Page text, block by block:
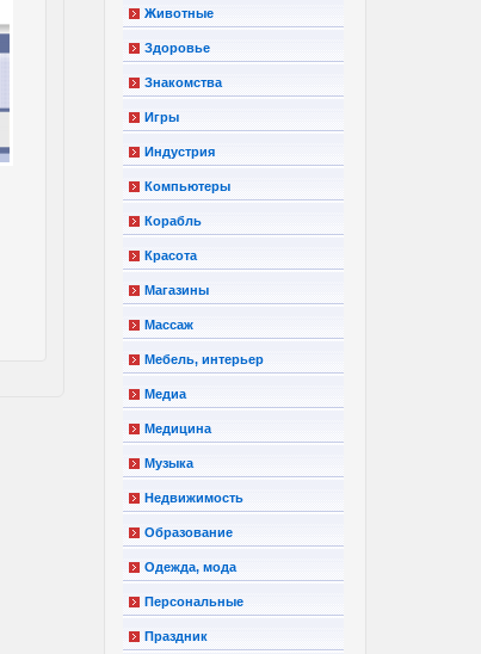
Животные
Здоровье
Знакомства
Игры
Индустрия
Компьютеры
Корабль
Красота
Магазины
Массаж
Мебель, интерьер
Медиа
Медицина
Музыка
Недвижимость
Образование
Одежда, мода
Персональные
Праздник